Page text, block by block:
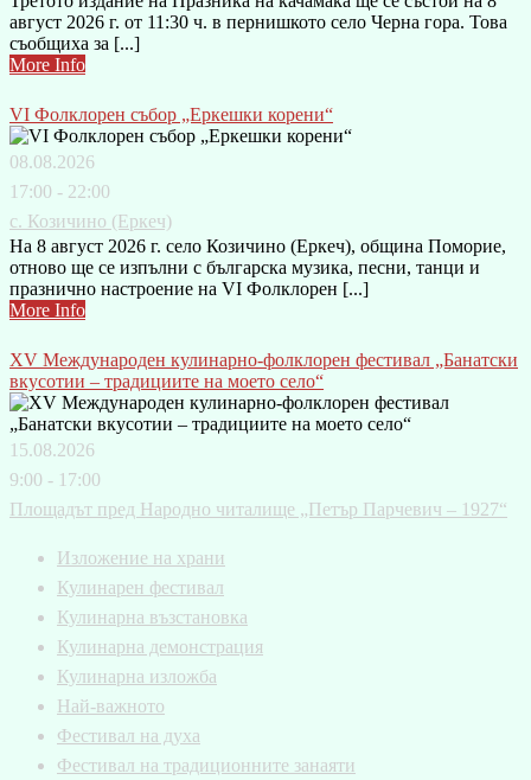
август 2026 г. от 11:30 ч. в пернишкото село Черна гора. Това
съобщиха за [...]
More Info
VI Фолклорен събор „Еркешки корени“
08.08.2026
17:00 - 22:00
с. Козичино (Еркеч)
На 8 август 2026 г. село Козичино (Еркеч), община Поморие,
отново ще се изпълни с българска музика, песни, танци и
празнично настроение на VI Фолклорен [...]
More Info
XV Международен кулинарно-фолклорен фестивал „Банатски
вкусотии – традициите на моето село“
15.08.2026
9:00 - 17:00
Площадът пред Народно читалище „Петър Парчевич – 1927“
Изложение на храни
Кулинарен фестивал
Кулинарна възстановка
Кулинарна демонстрация
Кулинарна изложба
Най-важното
Фестивал на духа
Фестивал на традиционните занаяти